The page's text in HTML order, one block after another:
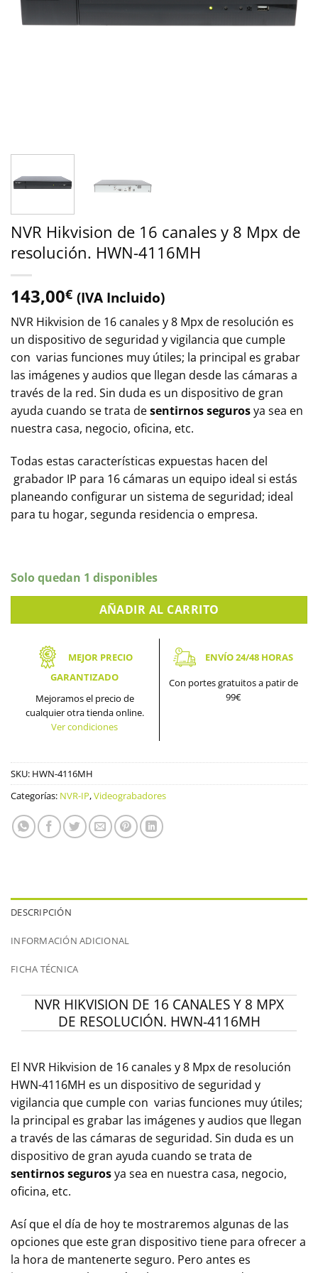
NVR Hikvision de 16 canales y 8 Mpx de
resolución. HWN-4116MH
143,00€ (IVA Incluido)
NVR Hikvision de 16 canales y 8 Mpx de resolución es
un dispositivo de seguridad y vigilancia que cumple
con varias funciones muy útiles; la principal es grabar
las imágenes y audios que llegan desde las cámaras a
través de la red. Sin duda es un dispositivo de gran
ayuda cuando se trata desentirnos segurosya sea en
nuestra casa, negocio, oficina, etc.
Todas estas características expuestas hacen del
grabador IP para 16 cámaras un equipo ideal si estás
planeando configurar un sistema de seguridad; ideal
para tu hogar, segunda residencia o empresa.
Solo quedan 1 disponibles
AÑADIR AL CARRITO
MEJOR PRECIO
GARANTIZADO
Mejoramos el precio de
cualquier otra tienda online.
Ver condiciones
ENVÍO 24/48 HORAS
Con portes gratuitos a patir de
99€
SKU: HWN-4116MH
Categorías: NVR-IP,Videograbadores
DESCRIPCIÓN
INFORMACIÓN ADICIONAL
FICHA TÉCNICA
NVR HIKVISION DE 16 CANALES Y 8 MPX
DE RESOLUCIÓN. HWN-4116MH
El NVR Hikvision de 16 canales y 8 Mpx de resolución
HWN-4116MH es un dispositivo de seguridad y
vigilancia que cumple con varias funciones muy útiles;
la principal es grabar las imágenes y audios que llegan
a través de las cámaras de seguridad. Sin duda es un
dispositivo de gran ayuda cuando se trata de
sentirnos segurosya sea en nuestra casa, negocio,
oficina, etc.
Así que el día de hoy te mostraremos algunas de las
opciones que este gran dispositivo tiene para ofrecer a
la hora de mantenerte seguro. Pero antes es